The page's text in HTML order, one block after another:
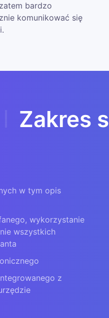
bardzo
komunikować się
Zakres
w tym opis
wykorzystanie
wszystkich
z